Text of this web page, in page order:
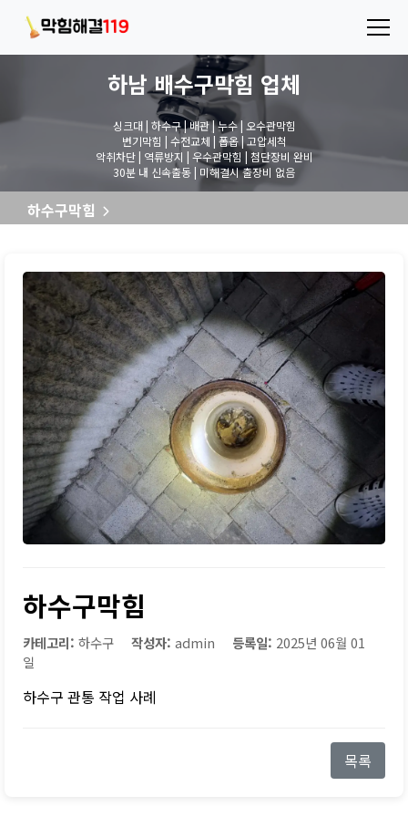
하남 배수구막힘 업체
싱크대 | 하수구 | 배관 | 누수 | 오수관막힘
변기막힘 | 수전교체 | 폽옵 | 고압세척
악취차단 | 역류방지 | 우수관막힘 | 첨단장비 완비
30분 내 신속출동 | 미해결시 출장비 없음
하수구막힘
하수구막힘
카테고리: 하수구 작성자: admin 등록일: 2025년 06월 01
일
하수구 관통 작업 사례
목록